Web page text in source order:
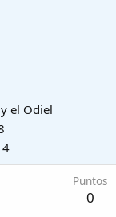
el Odiel
Puntos
0